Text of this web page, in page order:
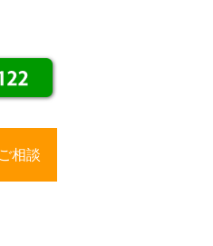
相談